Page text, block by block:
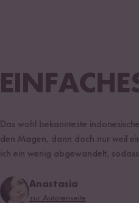
Das wohl bekannteste
den Magen, dann doch nur weil
ich ein wenig abgewandelt,
Anastasia
zur Autorenseite